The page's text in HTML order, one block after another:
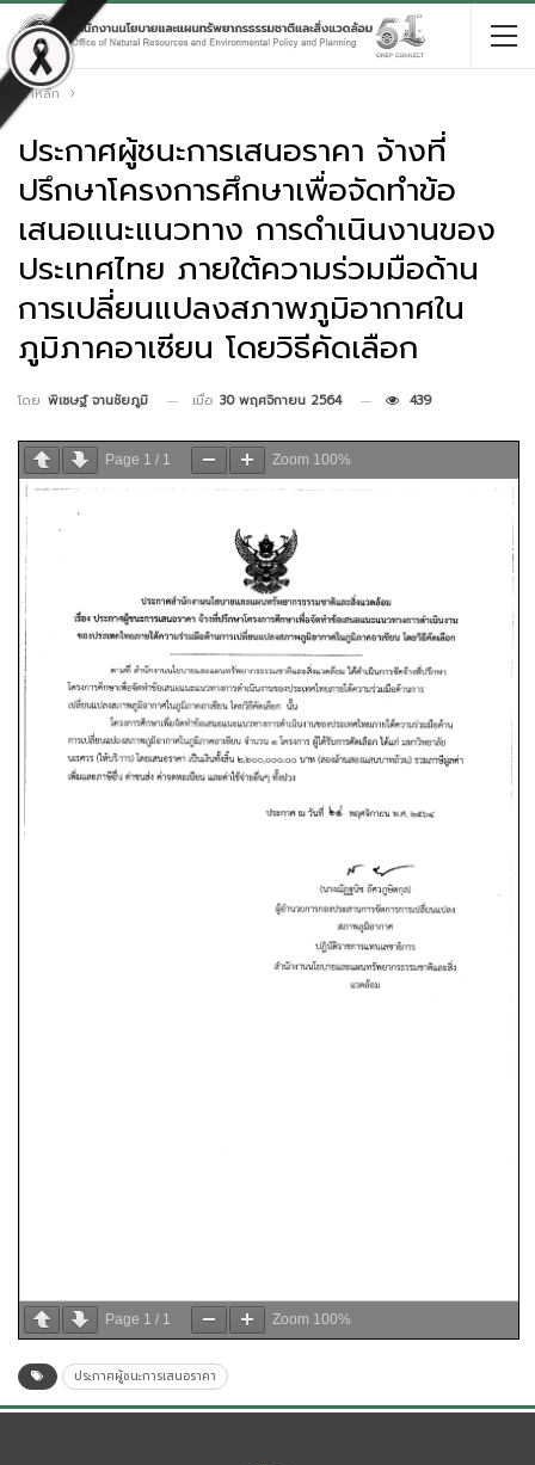
หน้าหลัก
ประกาศผู้ชนะการเสนอราคา จ้างที่
ปรึกษาโครงการศึกษาเพื่อจัดทำข้อ
เสนอแนะแนวทาง การดำเนินงานของ
ประเทศไทย ภายใต้ความร่วมมือด้าน
การเปลี่ยนแปลงสภาพภูมิอากาศใน
ภูมิภาคอาเซียน โดยวิธีคัดเลือก
โดย พิเชษฐ์ จานชัยภูมิ เมื่อ 30 พฤศจิกายน 2564 439
Page 1 / 1 Zoom 100%
Page 1 / 1 Zoom 100%
ประกาศผู้ชนะการเสนอราคา